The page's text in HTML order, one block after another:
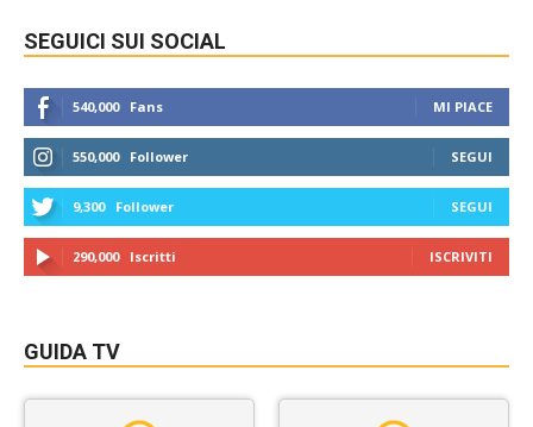
SEGUICI SUI SOCIAL
540,000 Fans MI PIACE
550,000 Follower SEGUI
9,300 Follower SEGUI
290,000 Iscritti ISCRIVITI
GUIDA TV